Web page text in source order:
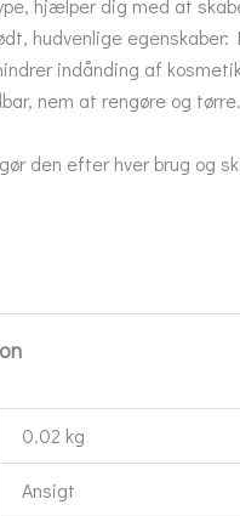
hjælper dig med at
hudvenlige
indånding af
nem at rengøre og tørre.
den efter hver brug og
0.02 kg
Ansigt